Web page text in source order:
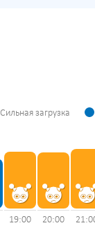
Сильная загрузка
19:00 20:00